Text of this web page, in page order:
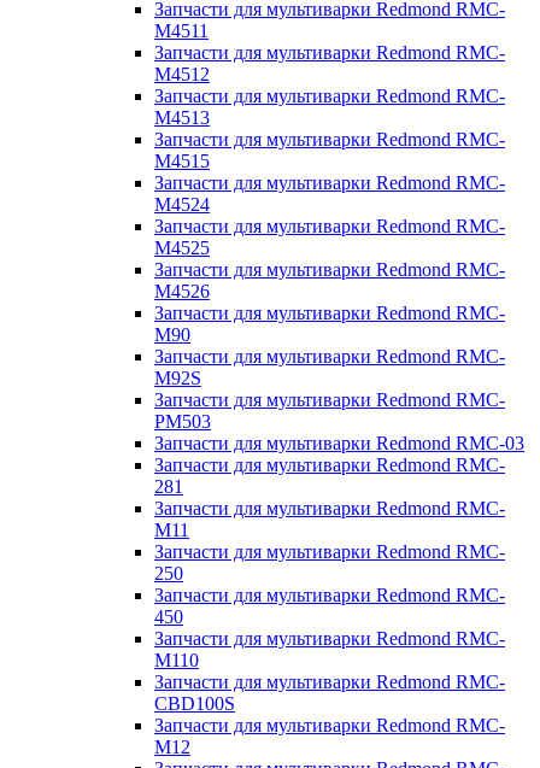
Запчасти для мультиварки Redmond RMC-
M4511
Запчасти для мультиварки Redmond RMC-
M4512
Запчасти для мультиварки Redmond RMC-
M4513
Запчасти для мультиварки Redmond RMC-
M4515
Запчасти для мультиварки Redmond RMC-
M4524
Запчасти для мультиварки Redmond RMC-
M4525
Запчасти для мультиварки Redmond RMC-
M4526
Запчасти для мультиварки Redmond RMC-
M90
Запчасти для мультиварки Redmond RMC-
M92S
Запчасти для мультиварки Redmond RMC-
PM503
Запчасти для мультиварки Redmond RMC-03
Запчасти для мультиварки Redmond RMC-
281
Запчасти для мультиварки Redmond RMC-
M11
Запчасти для мультиварки Redmond RMC-
250
Запчасти для мультиварки Redmond RMC-
450
Запчасти для мультиварки Redmond RMC-
M110
Запчасти для мультиварки Redmond RMC-
CBD100S
Запчасти для мультиварки Redmond RMC-
M12